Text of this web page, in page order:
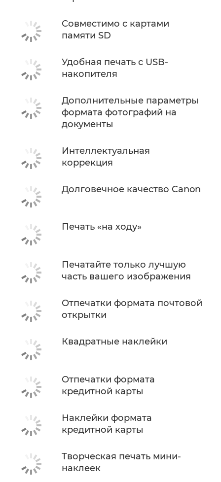
Совместимо с картами
памяти SD
Удобная печать с USB-
накопителя
Дополнительные параметры
формата фотографий на
документы
Интеллектуальная
коррекция
Долговечное качество Canon
Печать «на ходу»
Печатайте только лучшую
часть вашего изображения
Отпечатки формата почтовой
открытки
Квадратные наклейки
Отпечатки формата
кредитной карты
Наклейки формата
кредитной карты
Творческая печать мини-
наклеек